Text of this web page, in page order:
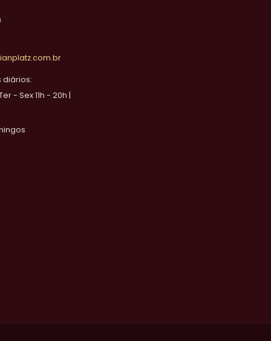
diários:
- Sex 11h - 20h |